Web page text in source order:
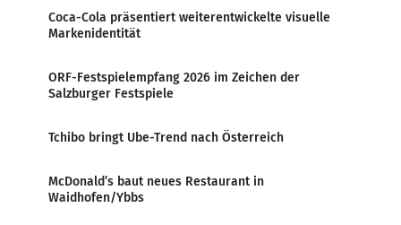
Coca-Cola präsentiert weiterentwickelte visuelle
Markenidentität
ORF-Festspielempfang 2026 im Zeichen der
Salzburger Festspiele
Tchibo bringt Ube-Trend nach Österreich
McDonald’s baut neues Restaurant in
Waidhofen/Ybbs